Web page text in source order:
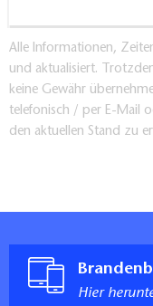
Alle Informationen,
und aktualisiert.
keine Gewähr
telefonisch / per E-Mail
den aktuellen Stand zu
Hier